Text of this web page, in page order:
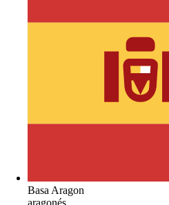
Basa Aragon